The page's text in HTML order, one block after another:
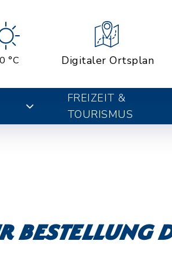
°C Digitaler Ortsplan
FREIZEIT &
TOURISMUS
Bestellung